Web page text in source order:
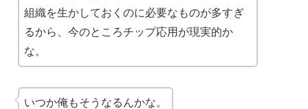
組織を生かしておくのに必要なものが多すぎ
るから、今のところチップ応用が現実的か
な。
いつか俺もそうなるんかな。